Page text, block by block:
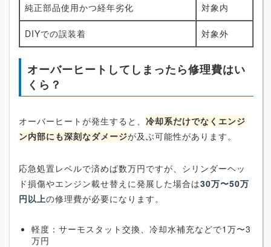
純正部品使用かつ経年劣化 対象内
DIYでの誤装着 対象外
オーバーヒートしてしまったら修理費はい
くら？
オーバーヒートが発生すると、 冷却系だけでなくエンジ
ン内部にも深刻なダメージが及ぶ可能性があります。
応急処置レベルで済めば数万円ですが、シリンダーヘッ
ド損傷やエンジン載せ替えに発展した場合は30万〜50万
円以上の修理費が必要になります。
軽度：サーモスタット交換、冷却水補充などで1万〜3
万円